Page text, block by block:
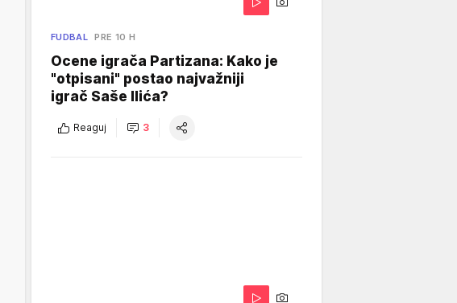
FUDBAL PRE 10 H
Ocene igrača Partizana: Kako je
"otpisani" postao najvažniji
igrač Saše Ilića?
Reaguj 3